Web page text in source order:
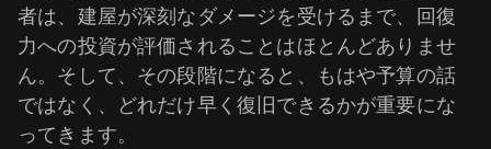
者は、建屋が深刻なダメージを受けるまで、回復
力への投資が評価されることはほとんどありませ
ん。そして、その段階になると、もはや予算の話
ではなく、どれだけ早く復旧できるかが重要にな
ってきます。